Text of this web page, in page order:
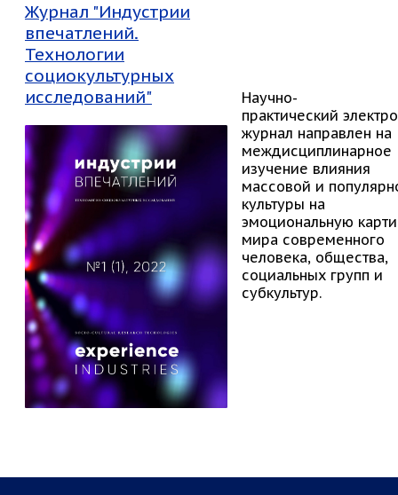
Журнал "Индустрии
впечатлений.
Технологии
социокультурных
исследований"
Научно-
практический
журнал направлен на
междисциплинарное
изучение влияния
массовой и
культуры на
эмоциональную
мира современного
человека, общества,
социальных групп и
субкультур.